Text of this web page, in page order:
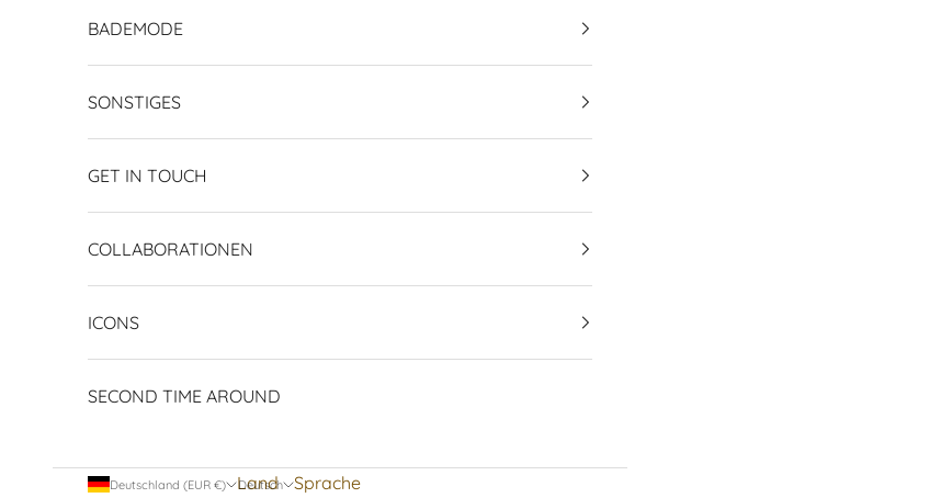
BADEMODE
SONSTIGES
GET IN TOUCH
COLLABORATIONEN
ICONS
SECOND TIME AROUND
Deutschland (EUR €)
Land
Deutsch
Sprache